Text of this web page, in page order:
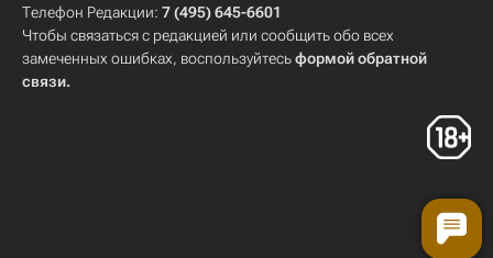
Телефон Редакции: 7 (495) 645-6601
Чтобы связаться с редакцией или сообщить обо всех
замеченных ошибках, воспользуйтесьформой обратной
связи.